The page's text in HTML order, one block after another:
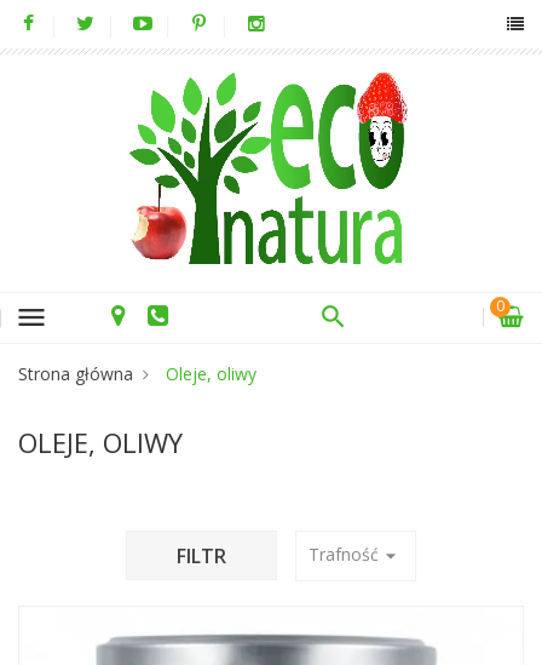
menu 0
Strona główna Oleje, oliwy
OLEJE, OLIWY
FILTR Trafność arrow_drop_down